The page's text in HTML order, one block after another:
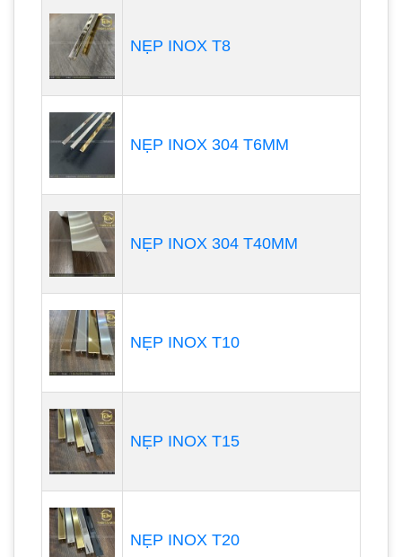
NẸP INOX T8
NẸP INOX 304 T6MM
NẸP INOX 304 T40MM
NẸP INOX T10
NẸP INOX T15
NẸP INOX T20